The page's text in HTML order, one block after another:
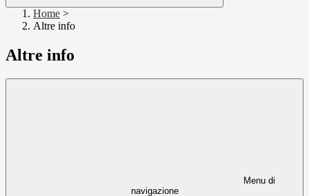
Home >
Altre info
Altre info
Menu di
navigazione